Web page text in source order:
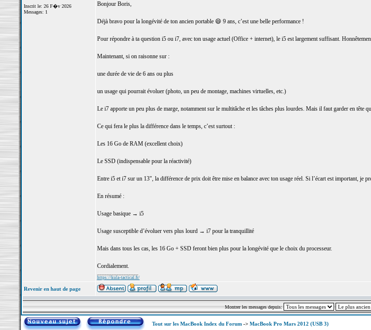
Inscrit le: 26 F�v 2026
Messages: 1
Bonjour Boris,
Déjà bravo pour la longévité de ton ancien portable 😄 9 ans, c’est une belle performance !
Pour répondre à ta question i5 ou i7, avec ton usage actuel (Office + internet), le i5 est largement suffisant.
Maintenant, si on raisonne sur :
une durée de vie de 6 ans ou plus
un usage qui pourrait évoluer (photo, un peu de montage, machines virtuelles, etc.)
Le i7 apporte un peu plus de marge, notamment sur le multitâche et les tâches plus lourdes. Mais il faut garder en tête
Ce qui fera le plus la différence dans le temps, c’est surtout :
Les 16 Go de RAM (excellent choix)
Le SSD (indispensable pour la réactivité)
Entre i5 et i7 sur un 13", la différence de prix doit être mise en balance avec ton usage réel. Si l’écart est important, je
En résumé :
Usage basique → i5
Usage susceptible d’évoluer vers plus lourd → i7 pour la tranquillité
Mais dans tous les cas, les 16 Go + SSD feront bien plus pour la longévité que le choix du processeur.
Cordialement.
https://kula-tactical.fr/
Revenir en haut de page
Montrer les messages depuis:
Tout sur les MacBook Index du Forum-> MacBook Pro Mars 2012 (USB 3)